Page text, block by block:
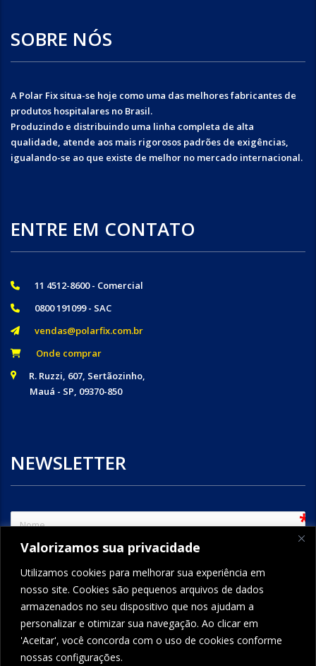
Valorizamos sua privacidade
Utilizamos cookies para melhorar sua experiência em
nosso site. Cookies são pequenos arquivos de dados
armazenados no seu dispositivo que nos ajudam a
personalizar e otimizar sua navegação. Ao clicar em
'Aceitar', você concorda com o uso de cookies conforme
nossas configurações.
SOBRE NÓS
A Polar Fix situa-se hoje como uma das melhores fabricantes de
produtos hospitalares no Brasil.
Produzindo e distribuindo uma linha completa de alta
qualidade, atende aos mais rigorosos padrões de exigências,
igualando-se ao que existe de melhor no mercado internacional.
ENTRE EM CONTATO
11 4512-8600 - Comercial
0800 191099 - SAC
vendas@polarfix.com.br
Onde comprar
R. Ruzzi, 607, Sertãozinho,
Mauá - SP, 09370-850
NEWSLETTER